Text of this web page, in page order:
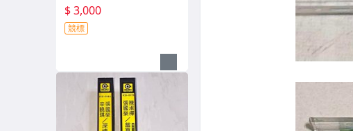
傳單曲 CD / 選自 寵愛張國
榮
$ 3,000
競標